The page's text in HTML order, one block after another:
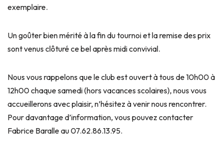
exemplaire.
Un goûter bien mérité à la fin du tournoi et la remise des prix
sont venus clôturé ce bel après midi convivial.
Nous vous rappelons que le club est ouvert à tous de 10h00 à
12h00 chaque samedi (hors vacances scolaires), nous vous
accueillerons avec plaisir, n’hésitez à venir nous rencontrer.
Pour davantage d’information, vous pouvez contacter
Fabrice Baralle au 07.62.86.13.95.